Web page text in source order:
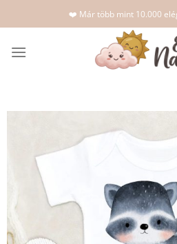
to
❤️ Már több mint 10.000